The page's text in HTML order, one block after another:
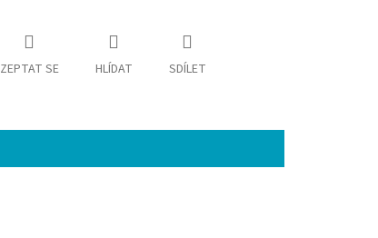
ZEPTAT SE HLÍDAT SDÍLET